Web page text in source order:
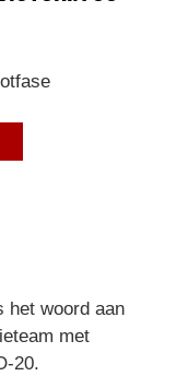
het woord aan
met
20.